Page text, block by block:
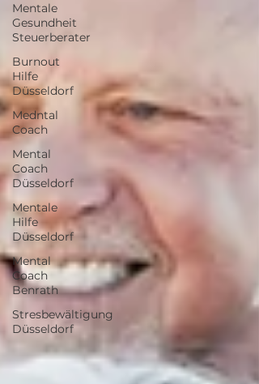
Mentale
Gesundheit
Steuerberater
Burnout
Hilfe
Düsseldorf
Medntal
Coach
Mental
Coach
Düsseldorf
Mentale
Hilfe
Düsseldorf
Mental
Coach
Benrath
Stresbewältigung
Düsseldorf